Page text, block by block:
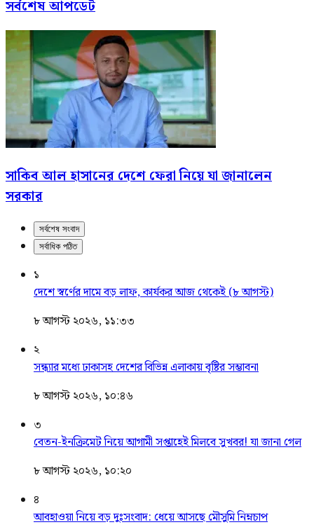
সর্বশেষ আপডেট
সাকিব আল হাসানের দেশে ফেরা নিয়ে যা জানালেন
সরকার
সর্বশেষ সংবাদ
সর্বাধিক পঠিত
১
দেশে স্বর্ণের দামে বড় লাফ, কার্যকর আজ থেকেই (৮ আগস্ট)
৮ আগস্ট ২০২৬, ১১:৩৩
২
সন্ধ্যার মধ্যে ঢাকাসহ দেশের বিভিন্ন এলাকায় বৃষ্টির সম্ভাবনা
৮ আগস্ট ২০২৬, ১০:৪৬
৩
বেতন-ইনক্রিমেট নিয়ে আগামী সপ্তাহেই মিলবে সুখবর! যা জানা গেল
৮ আগস্ট ২০২৬, ১০:২০
৪
আবহাওয়া নিয়ে বড় দুঃসংবাদ: ধেয়ে আসছে মৌসুমি নিম্নচাপ